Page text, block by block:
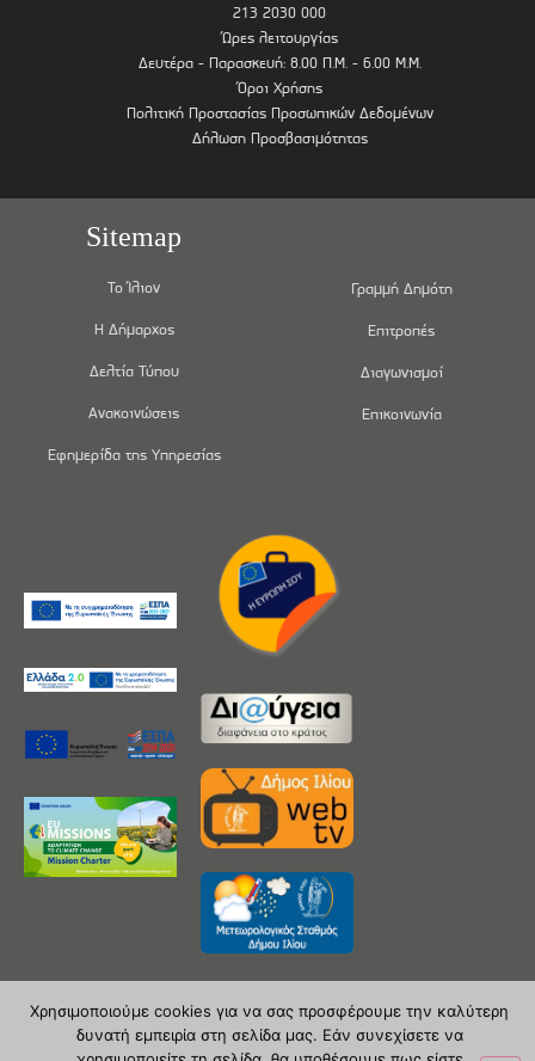
213 2030 000
Ώρες λειτουργίας
Δευτέρα - Παρασκευή: 8.00 Π.Μ. - 6.00 Μ.Μ.
Όροι Χρήσης
Πολιτική Προστασίας Προσωπικών Δεδομένων
Δήλωση Προσβασιμότητας
Sitemap
Το Ίλιον
Η Δήμαρχος
Δελτία Τύπου
Ανακοινώσεις
Εφημερίδα της Υπηρεσίας
Γραμμή Δημότη
Επιτροπές
Διαγωνισμοί
Επικοινωνία
Copyright 2020 © Δήμος Ιλίου
Χρησιμοποιούμε cookies για να σας προσφέρουμε την καλύτερη
δυνατή εμπειρία στη σελίδα μας. Εάν συνεχίσετε να